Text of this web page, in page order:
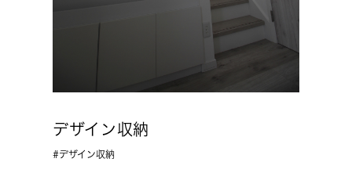
デザイン収納
デザイン収納